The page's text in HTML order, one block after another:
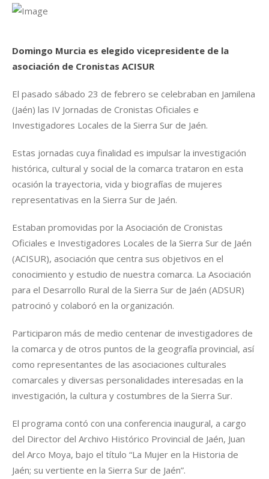
Domingo Murcia es elegido vicepresidente de la
asociación de Cronistas ACISUR
El pasado sábado 23 de febrero se celebraban en Jamilena
(Jaén) las IV Jornadas de Cronistas Oficiales e
Investigadores Locales de la Sierra Sur de Jaén.
Estas jornadas cuya finalidad es impulsar la investigación
histórica, cultural y social de la comarca trataron en esta
ocasión la trayectoria, vida y biografías de mujeres
representativas en la Sierra Sur de Jaén.
Estaban promovidas por la Asociación de Cronistas
Oficiales e Investigadores Locales de la Sierra Sur de Jaén
(ACISUR), asociación que centra sus objetivos en el
conocimiento y estudio de nuestra comarca. La Asociación
para el Desarrollo Rural de la Sierra Sur de Jaén (ADSUR)
patrocinó y colaboró en la organización.
Participaron más de medio centenar de investigadores de
la comarca y de otros puntos de la geografía provincial, así
como representantes de las asociaciones culturales
comarcales y diversas personalidades interesadas en la
investigación, la cultura y costumbres de la Sierra Sur.
El programa contó con una conferencia inaugural, a cargo
del Director del Archivo Histórico Provincial de Jaén, Juan
del Arco Moya, bajo el título “La Mujer en la Historia de
Jaén; su vertiente en la Sierra Sur de Jaén”.